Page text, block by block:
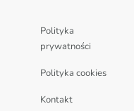
Polityka
prywatności
Polityka cookies
Kontakt